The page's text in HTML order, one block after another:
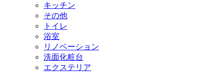
キッチン
その他
トイレ
浴室
リノベーション
洗面化粧台
エクステリア